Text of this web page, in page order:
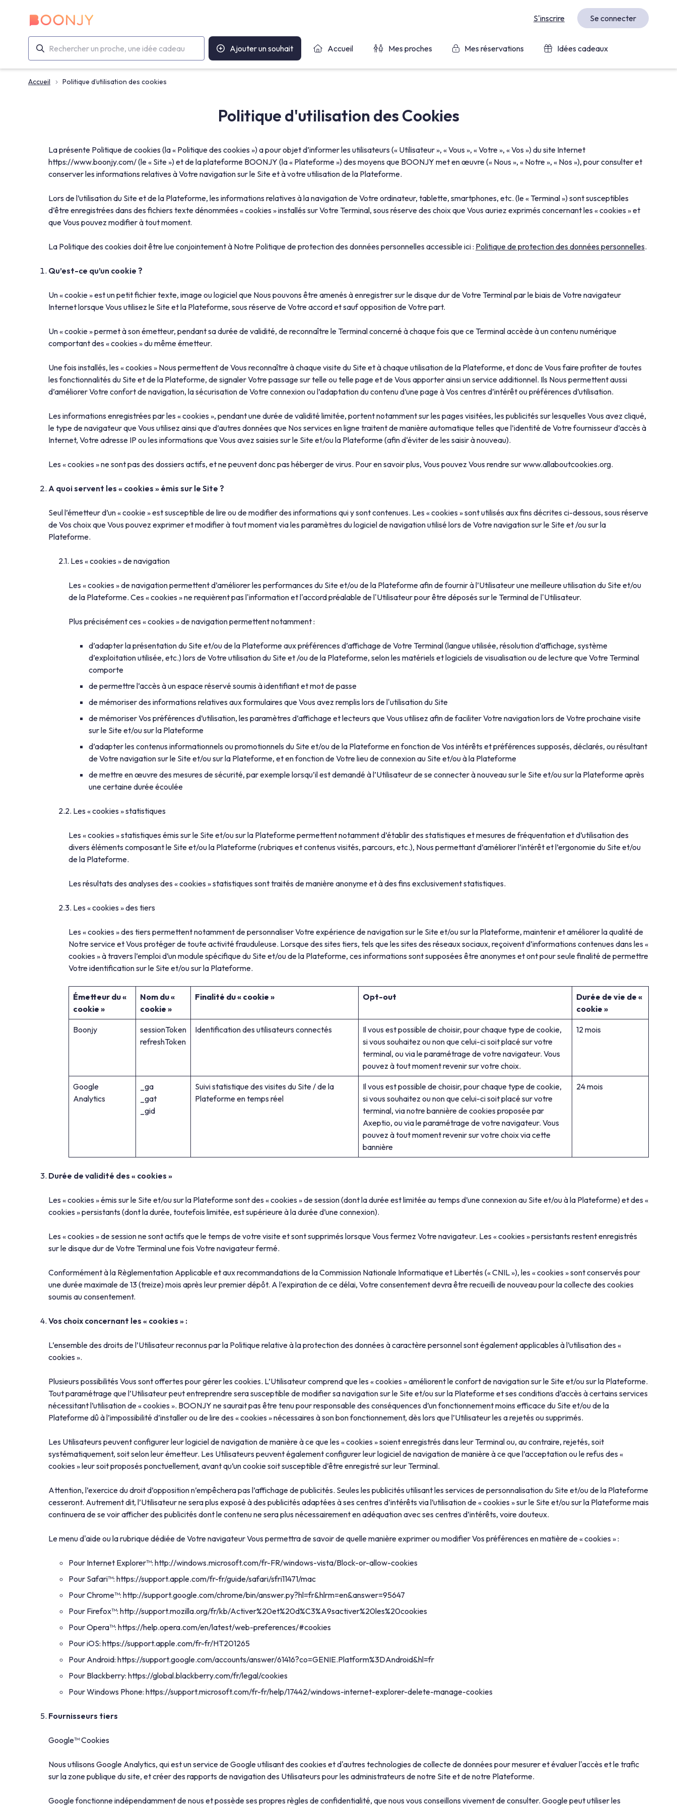
S'inscrire Se connecter
Ajouter un souhait Accueil Mes proches Mes réservations Idées cadeaux
Accueil Politique d’utilisation des cookies
Politique d'utilisation des Cookies
La présente Politique de cookies (la « Politique des cookies ») a pour objet d’informer les utilisateurs (« Utilisateur », « Vous », « Votre », « Vos ») du site Internet
https://www.boonjy.com/ (le « Site ») et de la plateforme BOONJY (la « Plateforme ») des moyens que BOONJY met en œuvre (« Nous », « Notre », « Nos »), pour consulter et
conserver les informations relatives à Votre navigation sur le Site et à votre utilisation de la Plateforme.
Lors de l’utilisation du Site et de la Plateforme, les informations relatives à la navigation de Votre ordinateur, tablette, smartphones, etc. (le « Terminal ») sont susceptibles
d’être enregistrées dans des fichiers texte dénommées « cookies » installés sur Votre Terminal, sous réserve des choix que Vous auriez exprimés concernant les « cookies » et
que Vous pouvez modifier à tout moment.
La Politique des cookies doit être lue conjointement à Notre Politique de protection des données personnelles accessible ici : Politique de protection des données personnelles.
Qu’est-ce qu’un cookie ?
Un « cookie » est un petit fichier texte, image ou logiciel que Nous pouvons être amenés à enregistrer sur le disque dur de Votre Terminal par le biais de Votre navigateur
Internet lorsque Vous utilisez le Site et la Plateforme, sous réserve de Votre accord et sauf opposition de Votre part.
Un « cookie » permet à son émetteur, pendant sa durée de validité, de reconnaître le Terminal concerné à chaque fois que ce Terminal accède à un contenu numérique
comportant des « cookies » du même émetteur.
Une fois installés, les « cookies » Nous permettent de Vous reconnaître à chaque visite du Site et à chaque utilisation de la Plateforme, et donc de Vous faire profiter de toutes
les fonctionnalités du Site et de la Plateforme, de signaler Votre passage sur telle ou telle page et de Vous apporter ainsi un service additionnel. Ils Nous permettent aussi
d’améliorer Votre confort de navigation, la sécurisation de Votre connexion ou l’adaptation du contenu d’une page à Vos centres d’intérêt ou préférences d’utilisation.
Les informations enregistrées par les « cookies », pendant une durée de validité limitée, portent notamment sur les pages visitées, les publicités sur lesquelles Vous avez cliqué,
le type de navigateur que Vous utilisez ainsi que d’autres données que Nos services en ligne traitent de manière automatique telles que l’identité de Votre fournisseur d’accès à
Internet, Votre adresse IP ou les informations que Vous avez saisies sur le Site et/ou la Plateforme (afin d‘éviter de les saisir à nouveau).
Les « cookies » ne sont pas des dossiers actifs, et ne peuvent donc pas héberger de virus. Pour en savoir plus, Vous pouvez Vous rendre sur www.allaboutcookies.org.
A quoi servent les « cookies » émis sur le Site ?
Seul l’émetteur d’un « cookie » est susceptible de lire ou de modifier des informations qui y sont contenues. Les « cookies » sont utilisés aux fins décrites ci-dessous, sous réserve
de Vos choix que Vous pouvez exprimer et modifier à tout moment via les paramètres du logiciel de navigation utilisé lors de Votre navigation sur le Site et /ou sur la
Plateforme.
Les « cookies » de navigation
Les « cookies » de navigation permettent d’améliorer les performances du Site et/ou de la Plateforme afin de fournir à l’Utilisateur une meilleure utilisation du Site et/ou
de la Plateforme. Ces « cookies » ne requièrent pas l'information et l'accord préalable de l'Utilisateur pour être déposés sur le Terminal de l'Utilisateur.
Plus précisément ces « cookies » de navigation permettent notamment :
d’adapter la présentation du Site et/ou de la Plateforme aux préférences d’affichage de Votre Terminal (langue utilisée, résolution d’affichage, système
d’exploitation utilisée, etc.) lors de Votre utilisation du Site et /ou de la Plateforme, selon les matériels et logiciels de visualisation ou de lecture que Votre Terminal
comporte
de permettre l’accès à un espace réservé soumis à identifiant et mot de passe
de mémoriser des informations relatives aux formulaires que Vous avez remplis lors de l'utilisation du Site
de mémoriser Vos préférences d’utilisation, les paramètres d’affichage et lecteurs que Vous utilisez afin de faciliter Votre navigation lors de Votre prochaine visite
sur le Site et/ou sur la Plateforme
d’adapter les contenus informationnels ou promotionnels du Site et/ou de la Plateforme en fonction de Vos intérêts et préférences supposés, déclarés, ou résultant
de Votre navigation sur le Site et/ou sur la Plateforme, et en fonction de Votre lieu de connexion au Site et/ou à la Plateforme
de mettre en œuvre des mesures de sécurité, par exemple lorsqu’il est demandé à l’Utilisateur de se connecter à nouveau sur le Site et/ou sur la Plateforme après
une certaine durée écoulée
Les « cookies » statistiques
Les « cookies » statistiques émis sur le Site et/ou sur la Plateforme permettent notamment d’établir des statistiques et mesures de fréquentation et d’utilisation des
divers éléments composant le Site et/ou la Plateforme (rubriques et contenus visités, parcours, etc.), Nous permettant d’améliorer l’intérêt et l’ergonomie du Site et/ou
de la Plateforme.
Les résultats des analyses des « cookies » statistiques sont traités de manière anonyme et à des fins exclusivement statistiques.
Les « cookies » des tiers
Les « cookies » des tiers permettent notamment de personnaliser Votre expérience de navigation sur le Site et/ou sur la Plateforme, maintenir et améliorer la qualité de
Notre service et Vous protéger de toute activité frauduleuse. Lorsque des sites tiers, tels que les sites des réseaux sociaux, reçoivent d’informations contenues dans les «
cookies » à travers l’emploi d’un module spécifique du Site et/ou de la Plateforme, ces informations sont supposées être anonymes et ont pour seule finalité de permettre
Votre identification sur le Site et/ou sur la Plateforme.
Émetteur du «
cookie »
Nom du «
cookie »
Finalité du « cookie » Opt-out
Durée de vie de «
cookie »
Boonjy
sessionToken
refreshToken
Identification des utilisateurs connectés
Il vous est possible de choisir, pour chaque type de cookie,
si vous souhaitez ou non que celui-ci soit placé sur votre
terminal, ou via le paramétrage de votre navigateur. Vous
pouvez à tout moment revenir sur votre choix.
12 mois
Google
Analytics
_ga
_gat
_gid
Suivi statistique des visites du Site / de la
Plateforme en temps réel
Il vous est possible de choisir, pour chaque type de cookie,
si vous souhaitez ou non que celui-ci soit placé sur votre
terminal, via notre bannière de cookies proposée par
Axeptio, ou via le paramétrage de votre navigateur. Vous
pouvez à tout moment revenir sur votre choix via cette
bannière
24 mois
Durée de validité des « cookies »
Les « cookies » émis sur le Site et/ou sur la Plateforme sont des « cookies » de session (dont la durée est limitée au temps d’une connexion au Site et/ou à la Plateforme) et des «
cookies » persistants (dont la durée, toutefois limitée, est supérieure à la durée d’une connexion).
Les « cookies » de session ne sont actifs que le temps de votre visite et sont supprimés lorsque Vous fermez Votre navigateur. Les « cookies » persistants restent enregistrés
sur le disque dur de Votre Terminal une fois Votre navigateur fermé.
Conformément à la Règlementation Applicable et aux recommandations de la Commission Nationale Informatique et Libertés (« CNIL »), les « cookies » sont conservés pour
une durée maximale de 13 (treize) mois après leur premier dépôt. A l’expiration de ce délai, Votre consentement devra être recueilli de nouveau pour la collecte des cookies
soumis au consentement.
Vos choix concernant les « cookies » :
L’ensemble des droits de l’Utilisateur reconnus par la Politique relative à la protection des données à caractère personnel sont également applicables à l’utilisation des «
cookies ».
Plusieurs possibilités Vous sont offertes pour gérer les cookies. L’Utilisateur comprend que les « cookies » améliorent le confort de navigation sur le Site et/ou sur la Plateforme.
Tout paramétrage que l’Utilisateur peut entreprendre sera susceptible de modifier sa navigation sur le Site et/ou sur la Plateforme et ses conditions d’accès à certains services
nécessitant l’utilisation de « cookies ». BOONJY ne saurait pas être tenu pour responsable des conséquences d’un fonctionnement moins efficace du Site et/ou de la
Plateforme dû à l’impossibilité d’installer ou de lire des « cookies » nécessaires à son bon fonctionnement, dès lors que l’Utilisateur les a rejetés ou supprimés.
Les Utilisateurs peuvent configurer leur logiciel de navigation de manière à ce que les « cookies » soient enregistrés dans leur Terminal ou, au contraire, rejetés, soit
systématiquement, soit selon leur émetteur. Les Utilisateurs peuvent également configurer leur logiciel de navigation de manière à ce que l’acceptation ou le refus des «
cookies » leur soit proposés ponctuellement, avant qu’un cookie soit susceptible d’être enregistré sur leur Terminal.
Attention, l’exercice du droit d’opposition n’empêchera pas l’affichage de publicités. Seules les publicités utilisant les services de personnalisation du Site et/ou de la Plateforme
cesseront. Autrement dit, l’Utilisateur ne sera plus exposé à des publicités adaptées à ses centres d’intérêts via l’utilisation de « cookies » sur le Site et/ou sur la Plateforme mais
continuera de se voir afficher des publicités dont le contenu ne sera plus nécessairement en adéquation avec ses centres d’intérêts, voire douteux.
Le menu d'aide ou la rubrique dédiée de Votre navigateur Vous permettra de savoir de quelle manière exprimer ou modifier Vos préférences en matière de « cookies » :
Pour Internet Explorer™: http://windows.microsoft.com/fr-FR/windows-vista/Block-or-allow-cookies
Pour Safari™: https://support.apple.com/fr-fr/guide/safari/sfri11471/mac
Pour Chrome™: http://support.google.com/chrome/bin/answer.py?hl=fr&hlrm=en&answer=95647
Pour Firefox™: http://support.mozilla.org/fr/kb/Activer%20et%20d%C3%A9sactiver%20les%20cookies
Pour Opera™: https://help.opera.com/en/latest/web-preferences/#cookies
Pour iOS: https://support.apple.com/fr-fr/HT201265
Pour Android: https://support.google.com/accounts/answer/61416?co=GENIE.Platform%3DAndroid&hl=fr
Pour Blackberry: https://global.blackberry.com/fr/legal/cookies
Pour Windows Phone: https://support.microsoft.com/fr-fr/help/17442/windows-internet-explorer-delete-manage-cookies
Fournisseurs tiers
Google™ Cookies
Nous utilisons Google Analytics, qui est un service de Google utilisant des cookies et d'autres technologies de collecte de données pour mesurer et évaluer l'accès et le trafic
sur la zone publique du site, et créer des rapports de navigation des Utilisateurs pour les administrateurs de notre Site et de notre Plateforme.
Google fonctionne indépendamment de nous et possède ses propres règles de confidentialité, que nous vous conseillons vivement de consulter. Google peut utiliser les